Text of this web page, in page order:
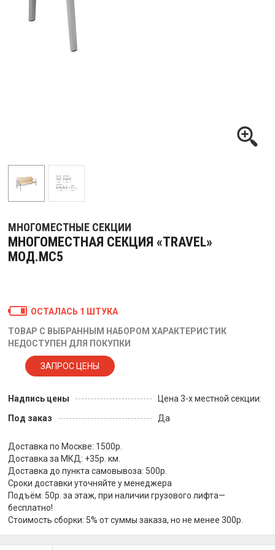
МНОГОМЕСТНЫЕ СЕКЦИИ
МНОГОМЕСТНАЯ СЕКЦИЯ «TRAVEL»
МОД.МС5
ОСТАЛАСЬ 1 ШТУКА
ТОВАР С ВЫБРАННЫМ НАБОРОМ ХАРАКТЕРИСТИК
НЕДОСТУПЕН ДЛЯ ПОКУПКИ
Надпись цены
Цена 3-х местной секции:
Под заказ
Да
Доставка по Москве: 1500р.
Доставка за МКД: +35р. км.
Доставка до пункта самовывоза: 500р.
Сроки доставки уточняйте у менеджера
Подъём: 50р. за этаж, при наличии грузового лифта—
бесплатно!
Стоимость сборки: 5% от суммы заказа, но не менее 300р.